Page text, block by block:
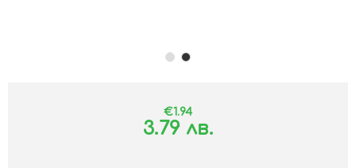
€1.94
3.79 лв.